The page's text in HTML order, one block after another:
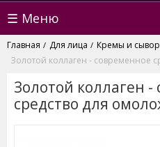
☰ Меню
Главная / Для лица / Кремы и
Золотой коллаген - современное
Золотой коллаген
средство для